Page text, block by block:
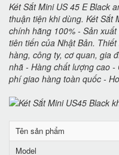
Két Sắt Mini US 45 E Black
thuận tiện khi dùng. Két Sắt
chính hãng 100% - Sản
tiên tiến của Nhật Bản.
hàng, công ty, cơ quan, gia
nhã - Hàng chất lượng cao
phí giao hàng toàn quốc -
Tên sản phẩm
Model